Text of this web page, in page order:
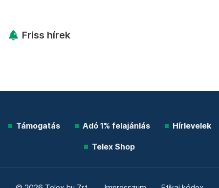
Friss hírek
Támogatás Adó 1% felajánlás Hírlevelek
Telex Shop